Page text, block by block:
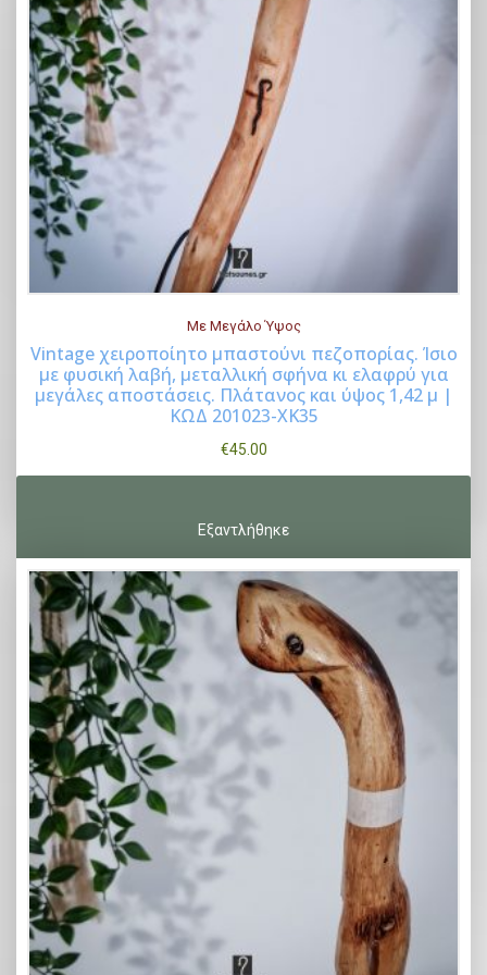
c
e
w
a
s
:
6
4
0
0
.
μ
ή
5
.
0
0
Buy Now
Με Μεγάλο Ύψος
Vintage χειροποίητο μπαστούνι πεζοπορίας. Ίσιο
με φυσική λαβή, μεταλλική σφήνα κι ελαφρύ για
μεγάλες αποστάσεις. Πλάτανος και ύψος 1,42 μ |
ΚΩΔ 201023-XK35
€45.00